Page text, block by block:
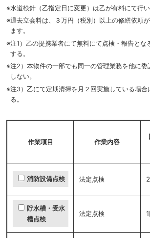
※水道検針（乙指定日に変更）は乙が有料にて行い
※退去立会料は、３万円（税別）以上の修繕依頼
ます。
※注1）乙の提携業者にて無料にて点検・報告とな
する。
※注2）本物件の一部でも同一の管理業務を他に
しない。
※注3）乙にて定期清掃を月２回実施している場合
る。
作業項目 作業内容
消防設備点検 法定点検
貯水槽・受水
槽点検
法定点検